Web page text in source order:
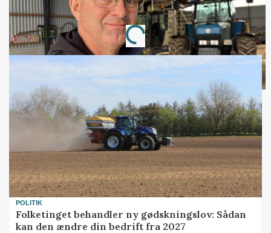
Annonce
Loading...
POLITIK
Folketinget behandler ny gødskningslov: Sådan
kan den ændre din bedrift fra 2027